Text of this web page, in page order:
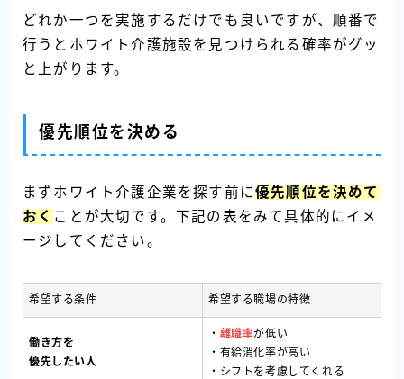
どれか一つを実施するだけでも良いですが、順番で
行うとホワイト介護施設を見つけられる確率がグッ
と上がります。
優先順位を決める
まずホワイト介護企業を探す前に優先順位を決めて
おく ことが大切です。下記の表をみて具体的にイメ
ージしてください。
希望する条件 希望する職場の特徴
働き方を
優先したい人
・ 離職率が低い
・有給消化率が高い
・シフトを考慮してくれる